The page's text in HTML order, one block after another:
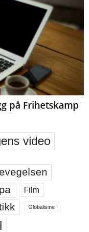
på Frihetskamp
video
Film
Globalisme